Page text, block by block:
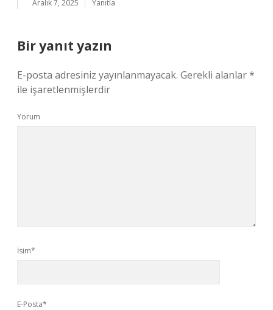
Aralık 7, 2025 Yanıtla
Bir yanıt yazın
E-posta adresiniz yayınlanmayacak. Gerekli alanlar*
ile işaretlenmişlerdir
Yorum
İsim*
E-Posta*